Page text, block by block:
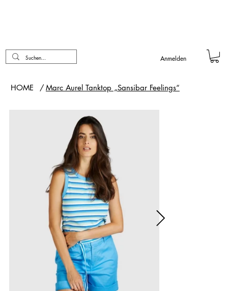
Anmelden
HOME / Marc Aurel Tanktop „Sansibar Feelings“